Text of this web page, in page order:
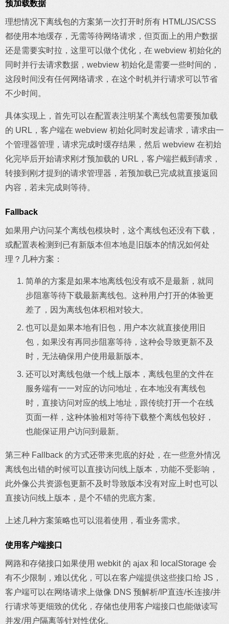
预加载数据
理想情况下离线包的方案第一次打开时所有 HTML/JS/CSS
都使用本地缓存，无需等待网络请求，但页面上的用户数据
还是需要实时拉，这里可以做个优化，在 webview 初始化的
同时并行去请求数据，webview 初始化是需要一些时间的，
这段时间没有任何网络请求，在这个时机并行请求可以节省
不少时间。
具体实现上，首先可以在配置表注明某个离线包需要预加载
的 URL，客户端在 webview 初始化同时发起请求，请求由一
个管理器管理，请求完成时缓存结果，然后 webview 在初始
化完毕后开始请求刚才预加载的 URL，客户端拦截到请求，
转接到刚才提到的请求管理器，若预加载已完成就直接返回
内容，若未完成则等待。
Fallback
如果用户访问某个离线包模块时，这个离线包还没有下载，
或配置表检测到已有新版本但本地是旧版本的情况如何处
理？几种方案：
简单的方案是如果本地离线包没有或不是最新，就同
步阻塞等待下载最新离线包。这种用户打开的体验更
差了，因为离线包体积相对较大。
也可以是如果本地有旧包，用户本次就直接使用旧
包，如果没有再同步阻塞等待，这种会导致更新不及
时，无法确保用户使用最新版本。
还可以对离线包做一个线上版本，离线包里的文件在
服务端有一一对应的访问地址，在本地没有离线包
时，直接访问对应的线上地址，跟传统打开一个在线
页面一样，这种体验相对等待下载整个离线包较好，
也能保证用户访问到最新。
第三种 Fallback 的方式还带来兜底的好处，在一些意外情况
离线包出错的时候可以直接访问线上版本，功能不受影响，
此外像公共资源包更新不及时导致版本没有对应上时也可以
直接访问线上版本，是个不错的兜底方案。
上述几种方案策略也可以混着使用，看业务需求。
使用客户端接口
网路和存储接口如果使用 webkit 的 ajax 和 localStorage 会
有不少限制，难以优化，可以在客户端提供这些接口给 JS，
客户端可以在网络请求上做像 DNS 预解析/IP直连/长连接/并
行请求等更细致的优化，存储也使用客户端接口也能做读写
并发/用户隔离等针对性优化。